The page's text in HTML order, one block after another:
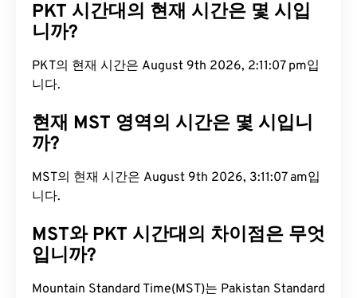
PKT 시간대의 현재 시간은 몇 시입
니까?
PKT의 현재 시간은 August 9th 2026, 2:11:08 pm입
니다.
현재 MST 영역의 시간은 몇 시입니
까?
MST의 현재 시간은 August 9th 2026, 3:11:08 am입
니다.
MST와 PKT 시간대의 차이점은 무엇
입니까?
Mountain Standard Time(MST)는 Pakistan Standard